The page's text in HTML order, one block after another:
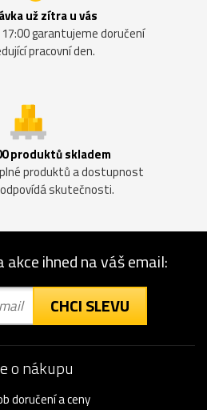
už zítra u vás
garantujeme doručení
pracovní den.
produktů skladem
produktů a dostupnost
odpovídá skutečnosti.
ihned na váš email:
CHCI SLEVU
o nákupu
doručení a ceny